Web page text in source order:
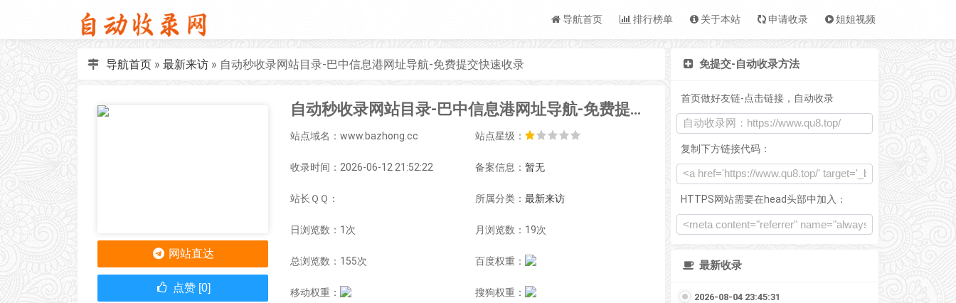
导航首页 排行榜单 关于本站 申请收录 姐姐视频
导航首页 »最新来访 » 自动秒收录网站目录-巴中信息港网址导航-免费提交快速收录
自动秒收录网站目录-巴中信息港网址导航-免费提交快速收录
站点域名：www.bazhong.cc 站点星级：
收录时间：2026-06-12 21:52:22 备案信息： 暂无
站长ＱＱ： 所属分类： 最新来访
日浏览数：1次 月浏览数：19次
总浏览数：155次 百度权重：
移动权重： 搜狗权重：
网站直达
点赞 [0]
免提交-自动收录方法
首页做好友链-点击链接，自动收录
复制下方链接代码：
HTTPS网站需要在head头部中加入：
最新收录
2026-08-04 23:45:31